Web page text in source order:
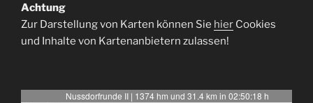
Achtung
Zur Darstellung von Karten können Sie hier Cookies
und Inhalte von Kartenanbietern zulassen!
Nussdorfrunde II | 1374 hm und 31.4 km in 02:50:18 h